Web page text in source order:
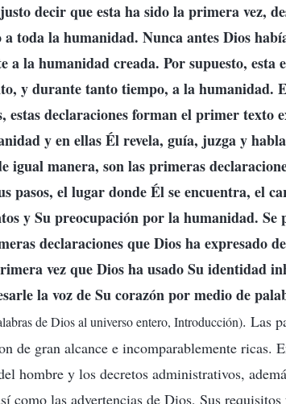
decir que esta ha sido la primera vez,
toda la humanidad. Nunca antes Dios
a la humanidad creada. Por supuesto, esta
y durante tanto tiempo, a la humanidad.
estas declaraciones forman el primer texto
y en ellas Él revela, guía, juzga y
igual manera, son las primeras
pasos, el lugar donde Él se encuentra, el
y Su preocupación por la humanidad. Se
declaraciones que Dios ha expresado
vez que Dios ha usado Su identidad
la voz de Su corazón por medio de
de Dios al universo entero, Introducción). Las
de gran alcance e incomparablemente ricas.
hombre y los decretos administrativos,
como las advertencias de Dios, Sus requisitos